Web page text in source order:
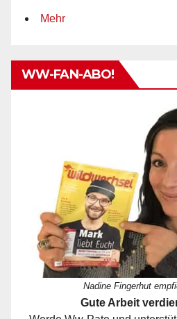
Mehr
WW-FAN-ABO!
Nadine Fingerhut
Gute Arbeit